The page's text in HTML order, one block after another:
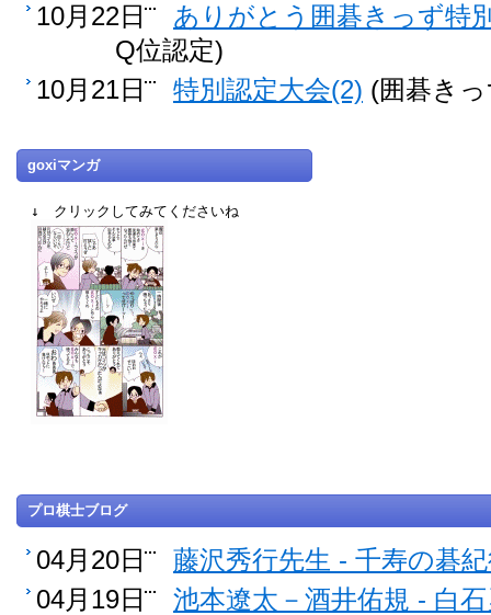
10月22日
ありがとう囲碁きっず特
Q位認定)
10月21日
特別認定大会(2) (囲碁き
goxiマンガ
↓ クリックしてみてくださいね
プロ棋士ブログ
04月20日
藤沢秀行先生 - 千寿の碁
04月19日
池本遼太－酒井佑規 - 白